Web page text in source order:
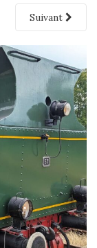
Suivant